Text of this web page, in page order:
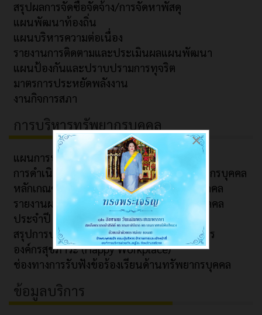
สรุปผลการจัดซื้อจัดจ้าง/การจัดหาพัสดุ
แผนพัฒนาท้องถิ่น
แผนบริหารความต่อเนื่อง
รายงานการติดตามและประเมินผลแผนพัฒนา
แผนป้องกันและปราบปรามการทุจริต
มาตรการประหยัดพลังงาน
งานกิจการสภา
การบริหารทรัพยากรบุคคล
แผนการบริหารและพัฒนาทรัพยากรบุคคล
การดำเนินการตามนโยบายการบริหารทรัพยากรบุคคล
หลักเกณฑ์การบริหารและพัฒนาทรัพยากรบุคคล
รายงานผลการบริหารและพัฒนาทรัพยากรบุคคล
ประจำปี
สรุปการประชุมมอบนโยบายการปฏิบัติราชการ
องค์กรสุขภาวะ (Happy Workplace)
ช่องทางการรับฟังข้อร้องเรียนด้านทรัพยากรบุคคล
ข้อมูลบริการ
×